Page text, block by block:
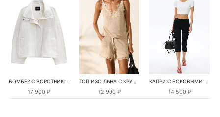
БОМБЕР С ВОРОТНИКОМ-СТОЙКОЙ
17 900 ₽
ТОП ИЗО ЛЬНА С КРУЖЕВОМ
12 900 ₽
КАПРИ С БОКОВЫМИ РАЗРЕЗАМИ
14 500 ₽